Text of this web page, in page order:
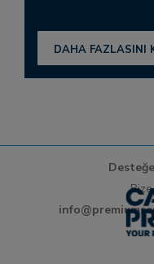
DAHA FAZLASINI